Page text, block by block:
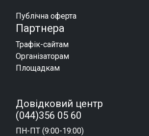
Публічна оферта
Партнера
Трафік-сайтам
Організаторам
Площадкам
Довідковий центр
(044)356 05 60
ПН-ПТ (9:00-19:00)